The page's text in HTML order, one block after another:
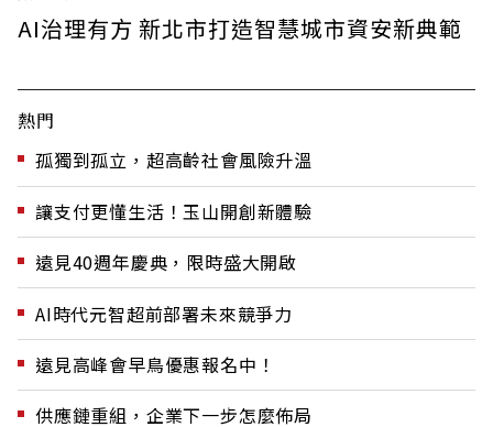
AI治理有方 新北市打造智慧城市資安新典範
熱門
孤獨到孤立，超高齡社會風險升溫
讓支付更懂生活！玉山開創新體驗
遠見40週年慶典，限時盛大開啟
AI時代元智超前部署未來競爭力
遠見高峰會早鳥優惠報名中！
供應鏈重組，企業下一步怎麼佈局